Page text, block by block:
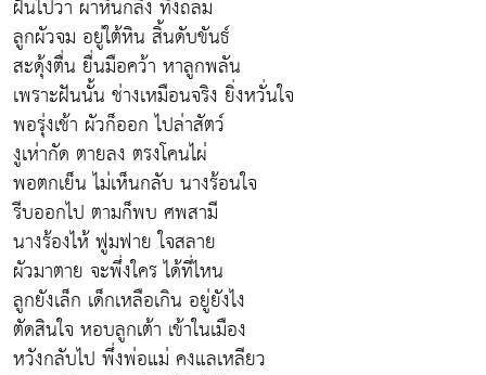
ฝันไปว่า ผาหินกลิ้ง ทิ้งถล่ม
ลูกผัวจม อยู่ใต้หิน สิ้นดับขันธ์
สะดุ้งตื่น ยื่นมือคว้า หาลูกพลัน
เพราะฝันนั้น ช่างเหมือนจริง ยิ่งหวั่นใจ
พอรุ่งเช้า ผัวก็ออก ไปล่าสัตว์
งูเห่ากัด ตายลง ตรงโคนไผ่
พอตกเย็น ไม่เห็นกลับ นางร้อนใจ
รีบออกไป ตามก็พบ ศพสามี
นางร้องไห้ ฟูมฟาย ใจสลาย
ผัวมาตาย จะพึ่งใคร ได้ที่ไหน
ลูกยังเล็ก เด็กเหลือเกิน อยู่ยังไง
ตัดสินใจ หอบลูกเต้า เข้าในเมือง
หวังกลับไป พึ่งพ่อแม่ คงแลเหลียว